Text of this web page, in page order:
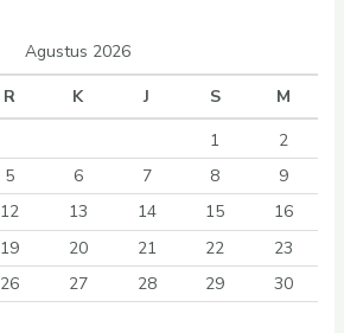
Agustus 2026
R K J S
M
1
2
5 6 7 8
9
12 13 14 15
16
19 20 21 22
23
26 27 28 29
30